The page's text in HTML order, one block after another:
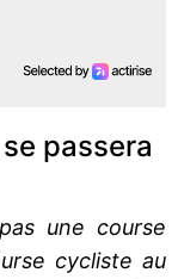
passera
une course
cycliste au